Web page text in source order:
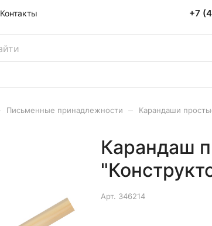
Контакты +7
Письменные принадлежности Карандаши
Карандаш
Арт. 346214